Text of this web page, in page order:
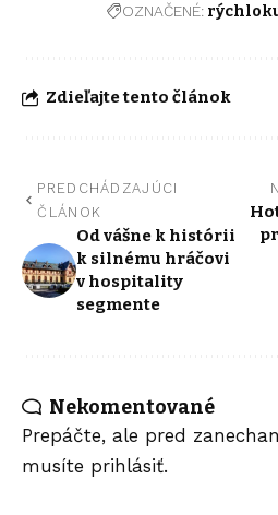
OZNAČENÉ:
Zdieľajte tento článok
PREDCHÁDZAJÚCI
ČLÁNOK
Od vášne k histórii
k silnému hráčovi
v hospitality
segmente
Nekomentované
Prepáčte, ale pred
musíte prihlásiť.